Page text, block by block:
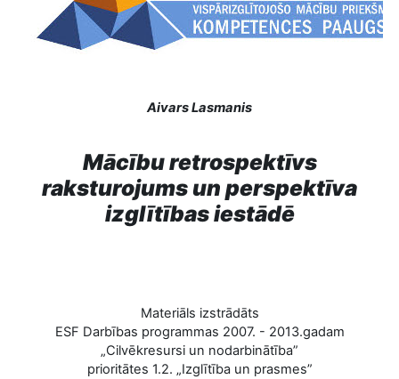
Aivars Lasmanis
Mācību retrospektīvs
raksturojums un perspektīva
izglītības iestādē
Materiāls izstrādāts
ESF Darbības programmas 2007. - 2013.gadam
„Cilvēkresursi un nodarbinātība”
prioritātes 1.2. „Izglītība un prasmes”